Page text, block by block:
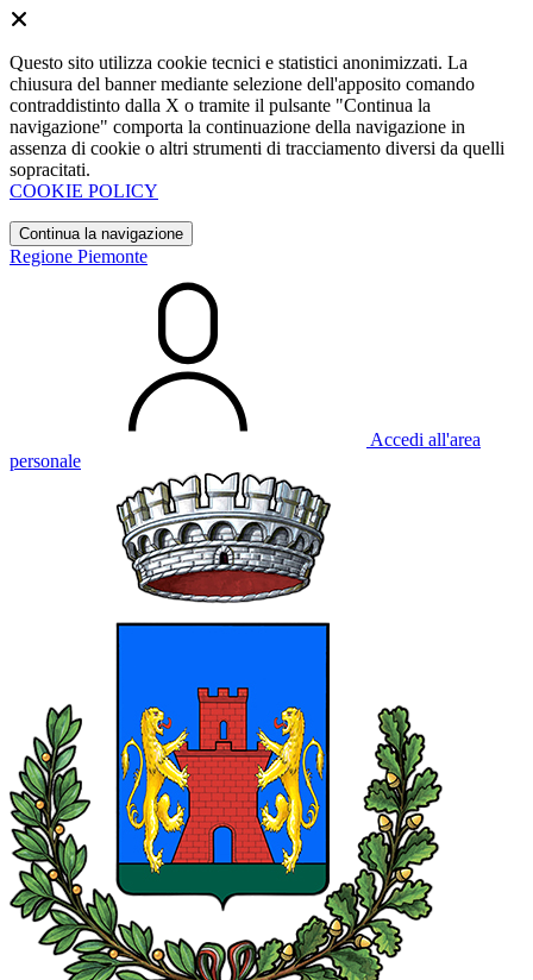
Questo sito utilizza cookie tecnici e statistici anonimizzati. La
chiusura del banner mediante selezione dell'apposito comando
contraddistinto dalla X o tramite il pulsante "Continua la
navigazione" comporta la continuazione della navigazione in
assenza di cookie o altri strumenti di tracciamento diversi da quelli
sopracitati.
COOKIE POLICY
Continua la navigazione
Regione Piemonte
Accedi all'area
personale